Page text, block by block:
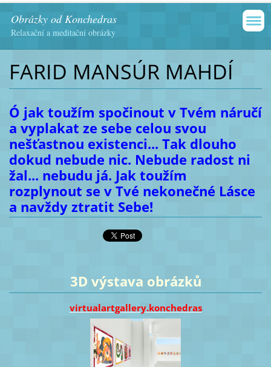
Obrázky od Konchedras
Relaxační a meditační obrázky
FARID MANSÚR MAHDÍ
Ó jak toužím spočinout v Tvém náručí
a vyplakat ze sebe celou svou
nešťastnou existenci... Tak dlouho
dokud nebude nic. Nebude radost ni
žal... nebudu já. Jak toužím
rozplynout se v Tvé nekonečné Lásce
a navždy ztratit Sebe!
3D výstava obrázků
virtualartgallery.konchedras